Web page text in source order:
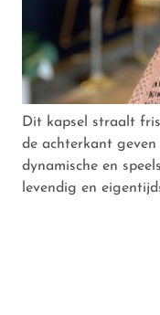
Dit kapsel straalt
de achterkant
dynamische en
levendig en